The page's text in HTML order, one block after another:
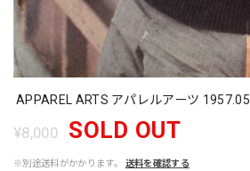
APPAREL ARTS アパレルアーツ 1957.05
¥8,000 SOLD OUT
※別途送料がかかります。 送料を確認する